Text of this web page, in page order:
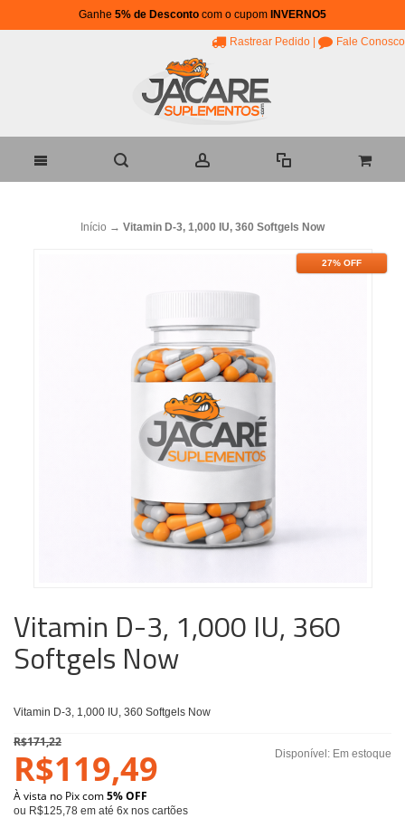
Ganhe 5% de Desconto com o cupom INVERNO5
Rastrear Pedido Fale Conosco
Início → Vitamin D-3, 1,000 IU, 360 Softgels Now
27% OFF
Vitamin D-3, 1,000 IU, 360
Softgels Now
Vitamin D-3, 1,000 IU, 360 Softgels Now
Disponível: Em estoque
R$171,22
R$119,49
À vista no Pix com5% OFF
ou R$125,78 em até 6x nos cartões